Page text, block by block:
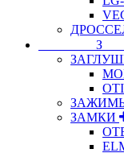
ЗАМКИ